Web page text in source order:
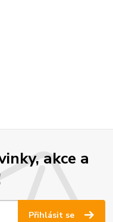
akce a
Přihlásit se